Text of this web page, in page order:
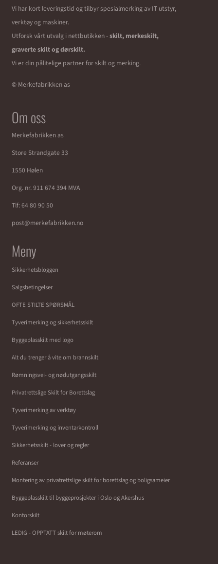
Vi har kort leveringstid og tilbyr spesialmerking av IT-utstyr,
verktøy og maskiner.
Utforsk vårt utvalg i nettbutikken -skilt, merkeskilt,
graverte skilt og dørskilt.
Vi er din pålitelige partner for skilt og merking.
© Merkefabrikken as
Om oss
Merkefabrikken as
Store Strandgate 33
1550 Hølen
Org. nr. 911 674 394 MVA
Tlf:64 80 90 50
post@merkefabrikken.no
Meny
Sikkerhetsbloggen
Salgsbetingelser
OFTE STILTE SPØRSMÅL
Tyverimerking og sikkerhetsskilt
Byggeplasskilt med logo
Alt du trenger å vite om brannskilt
Rømningsvei- og nødutgangsskilt
Privatrettslige Skilt for Borettslag
Tyverimerking av verktøy
Tyverimerking og inventarkontroll
Sikkerhetsskilt - lover og regler
Referanser
Montering av privatrettslige skilt for borettslag og boligsameier
Byggeplasskilt til byggeprosjekter i Oslo og Akershus
Kontorskilt
LEDIG - OPPTATT skilt for møterom